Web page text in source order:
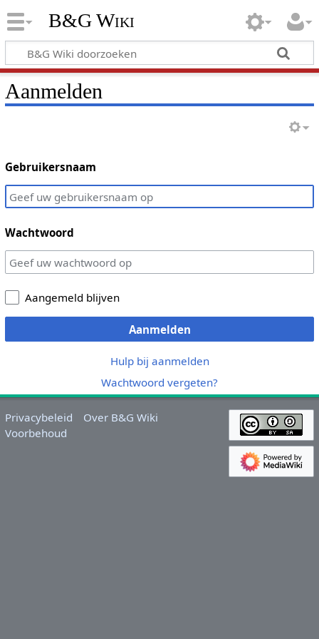
B&G Wiki
Aanmelden
Gebruikersnaam
Wachtwoord
Aangemeld blijven
Aanmelden
Hulp bij aanmelden
Wachtwoord vergeten?
Privacybeleid
Over B&G Wiki
Voorbehoud